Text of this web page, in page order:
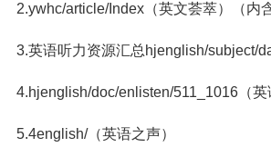
2.ywhc/article/Index（英文荟萃）（内
3.英语听力资源汇总hjenglish/subject/
4.hjenglish/doc/enlisten/511_1016（英
5.4english/（英语之声）